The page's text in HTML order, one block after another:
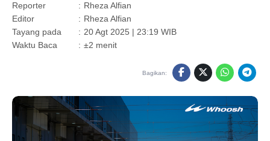
Reporter : Rheza Alfian
Editor
: Rheza Alfian
Tayang pada
: 20 Agt 2025 | 23:19 WIB
Waktu Baca
: ±2 menit
Bagikan: